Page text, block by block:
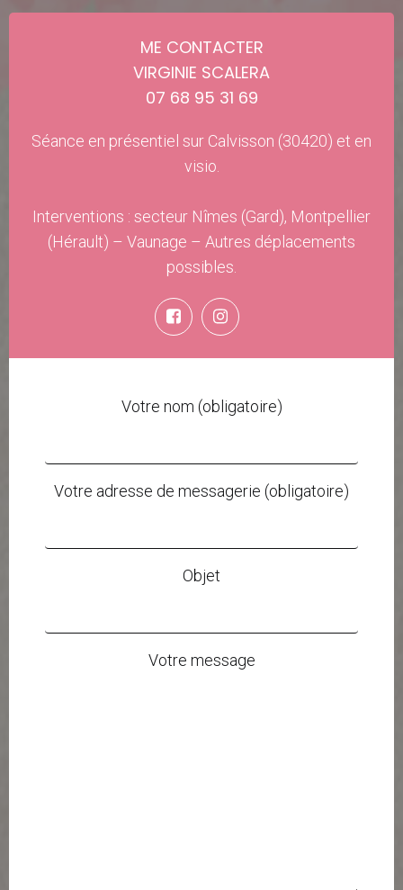
ME CONTACTER
VIRGINIE SCALERA
07 68 95 31 69
Séance en présentiel sur Calvisson (30420) et en
visio.
Interventions : secteur Nîmes (Gard), Montpellier
(Hérault) – Vaunage – Autres déplacements
possibles.
Votre nom (obligatoire)
Votre adresse de messagerie (obligatoire)
Objet
Votre message